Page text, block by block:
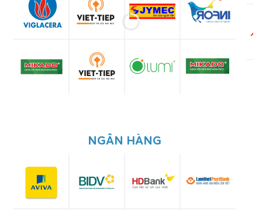
NGÂN HÀNG